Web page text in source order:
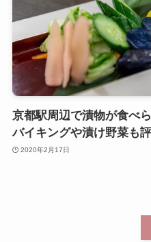
京都駅周辺で漬物が食べ
バイキングや漬け野菜も評
2020年2月17日